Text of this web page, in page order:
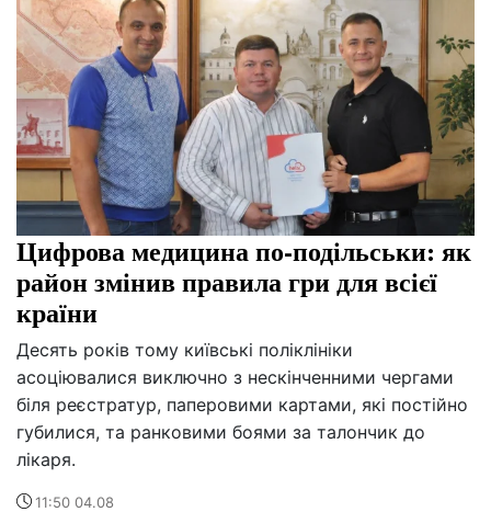
Цифрова медицина по-подільськи: як
район змінив правила гри для всієї
країни
Десять років тому київські поліклініки
асоціювалися виключно з нескінченними чергами
біля реєстратур, паперовими картами, які постійно
губилися, та ранковими боями за талончик до
лікаря.
11:50 04.08